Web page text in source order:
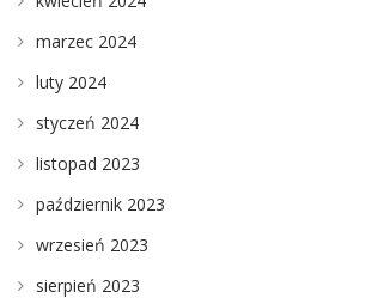
marzec 2024
luty 2024
styczeń 2024
listopad 2023
październik 2023
wrzesień 2023
sierpień 2023